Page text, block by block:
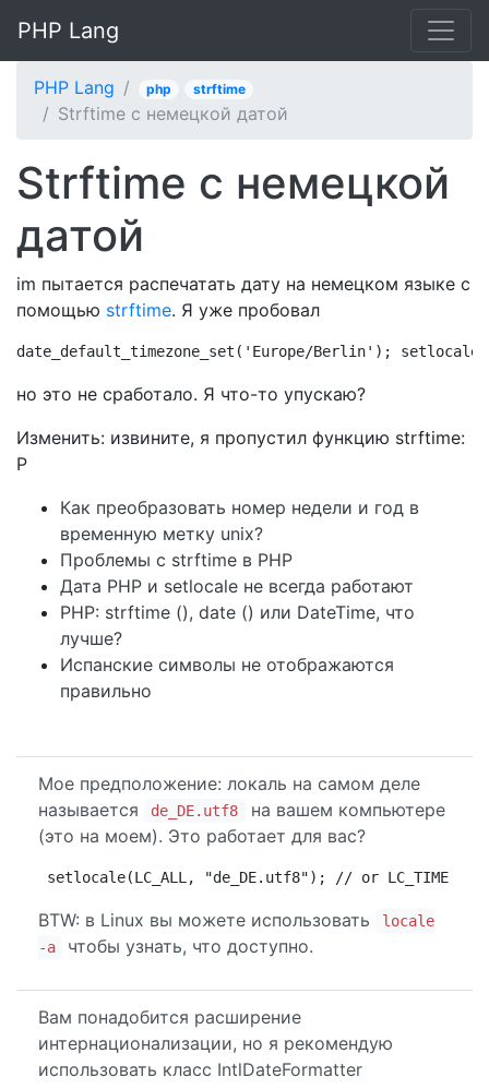
PHP Lang
PHP Lang php strftime
Strftime с немецкой датой
Strftime с немецкой
датой
im пытается распечатать дату на немецком языке с
помощью strftime. Я уже пробовал
date_default_timezone_set('Europe/Berlin');
но это не сработало. Я что-то упускаю?
Изменить: извините, я пропустил функцию strftime:
P
Как преобразовать номер недели и год в
временную метку unix?
Проблемы с strftime в PHP
Дата PHP и setlocale не всегда работают
PHP: strftime (), date () или DateTime, что
лучше?
Испанские символы не отображаются
правильно
Мое предположение: локаль на самом деле
называется
de_DE.utf8
на вашем компьютере
(это на моем). Это работает для вас?
setlocale(LC_ALL, "de_DE.utf8"); // or LC_TIME
BTW: в Linux вы можете использовать
locale
-a
чтобы узнать, что доступно.
Вам понадобится расширение
интернационализации, но я рекомендую
использовать класс IntlDateFormatter